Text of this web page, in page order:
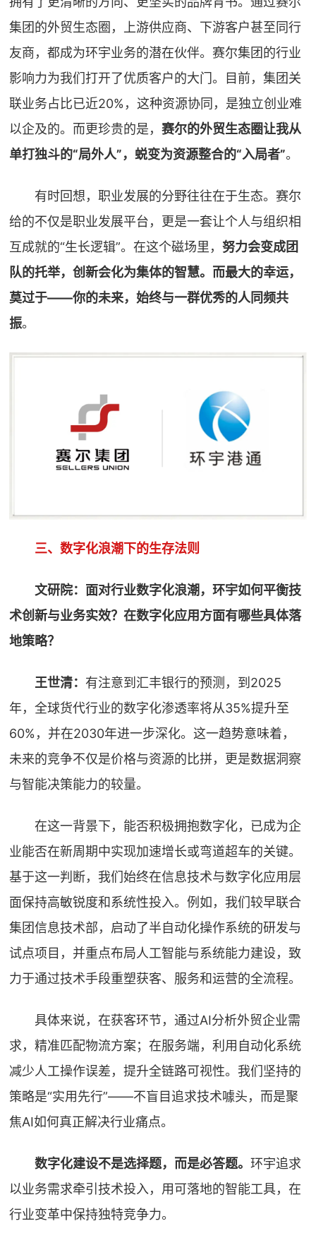
集团的外贸生态圈，上游供应商、下游客户甚至同行
友商，都成为环宇业务的潜在伙伴。赛尔集团的行业
影响力为我们打开了优质客户的大门。目前，集团关
联业务占比已近20%，这种资源协同，是独立创业难
以企及的。而更珍贵的是，赛尔的外贸生态圈让我从
单打独斗的“局外人”，蜕变为资源整合的“入局者”。
有时回想，职业发展的分野往往在于生态。赛尔
给的不仅是职业发展平台，更是一套让个人与组织相
互成就的“生长逻辑”。在这个磁场里，努力会变成团
队的托举，创新会化为集体的智慧。而最大的幸运，
莫过于——你的未来，始终与一群优秀的人同频共
振。
三、数字化浪潮下的生存法则
文研院：面对行业数字化浪潮，环宇如何平衡技
术创新与业务实效？在数字化应用方面有哪些具体落
地策略？
王世清： 有注意到汇丰银行的预测，到2025
年，全球货代行业的数字化渗透率将从35%提升至
60%，并在2030年进一步深化。这一趋势意味着，
未来的竞争不仅是价格与资源的比拼，更是数据洞察
与智能决策能力的较量。
在这一背景下，能否积极拥抱数字化，已成为企
业能否在新周期中实现加速增长或弯道超车的关键。
基于这一判断，我们始终在信息技术与数字化应用层
面保持高敏锐度和系统性投入。例如，我们较早联合
集团信息技术部，启动了半自动化操作系统的研发与
试点项目，并重点布局人工智能与系统能力建设，致
力于通过技术手段重塑获客、服务和运营的全流程。
具体来说，在获客环节，通过AI分析外贸企业需
求，精准匹配物流方案；在服务端，利用自动化系统
减少人工操作误差，提升全链路可视性。我们坚持的
策略是“实用先行”——不盲目追求技术噱头，而是聚
焦AI如何真正解决行业痛点。
数字化建设不是选择题，而是必答题。环宇追求
以业务需求牵引技术投入，用可落地的智能工具，在
行业变革中保持独特竞争力。